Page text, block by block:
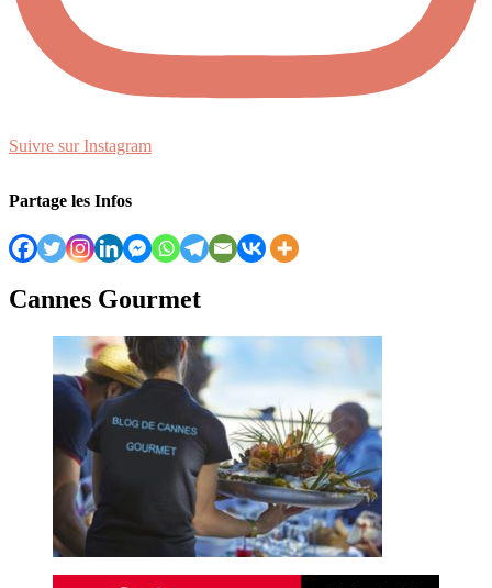
Suivre sur Instagram
Partage les Infos
Cannes Gourmet